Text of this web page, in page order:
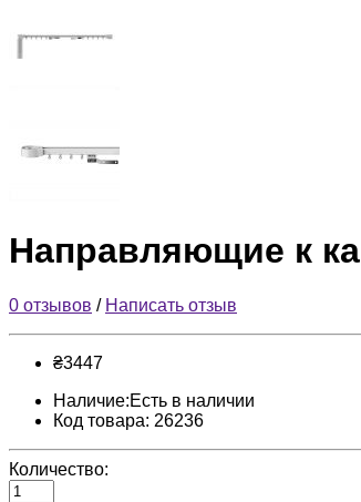
Направляющие к
0 отзывов / Написать отзыв
₴3447
Наличие:Есть в наличии
Код товара: 26236
Количество: